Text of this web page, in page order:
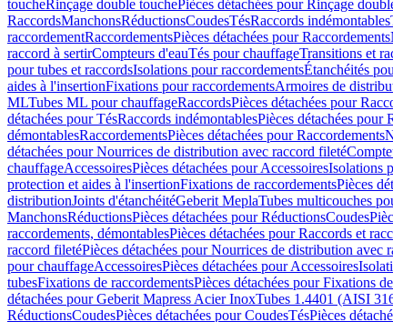
toucheRinçage double touchePièces détachées pour Rinçage
RaccordsManchonsRéductionsCoudesTésRaccords indémontables
raccordementRaccordementsPièces détachées pour Raccordements
raccord à sertirCompteurs d'eauTés pour chauffageTransitions et
pour tubes et raccordsIsolations pour raccordementsÉtanchéités
aides à l'insertionFixations pour raccordementsArmoires de
MLTubes ML pour chauffageRaccordsPièces détachées pour
détachées pour TésRaccords indémontablesPièces détachées pour
démontablesRaccordementsPièces détachées pour Raccordements
détachées pour Nourrices de distribution avec raccord fileté
chauffageAccessoiresPièces détachées pour AccessoiresIsolations
protection et aides à l'insertionFixations de raccordementsPièces
distributionJoints d'étanchéitéGeberit MeplaTubes multicouches
ManchonsRéductionsPièces détachées pour RéductionsCoudes
raccordements, démontablesPièces détachées pour Raccords et
raccord filetéPièces détachées pour Nourrices de distribution avec
pour chauffageAccessoiresPièces détachées pour Accessoires
tubesFixations de raccordementsPièces détachées pour Fixations
détachées pour Geberit Mapress Acier InoxTubes 1.4401 (AISI
RéductionsCoudesPièces détachées pour CoudesTésPièces